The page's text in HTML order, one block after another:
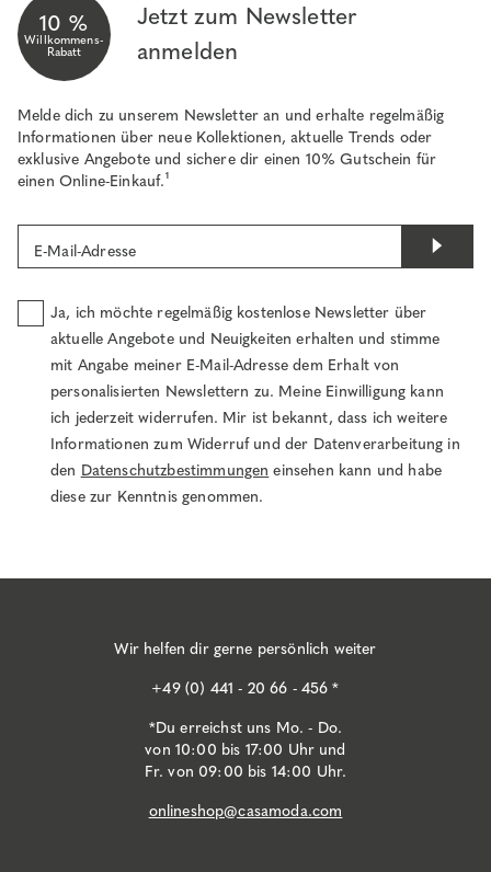
10 %
Willkommens-
Rabatt
Jetzt zum Newsletter
anmelden
Melde dich zu unserem Newsletter an und erhalte regelmäßig
Informationen über neue Kollektionen, aktuelle Trends oder
exklusive Angebote und sichere dir einen 10% Gutschein für
einen Online-Einkauf.¹
E-Mail-Adresse
Ja, ich möchte regelmäßig kostenlose Newsletter über
aktuelle Angebote und Neuigkeiten erhalten und stimme
mit Angabe meiner E-Mail-Adresse dem Erhalt von
personalisierten Newslettern zu. Meine Einwilligung kann
ich jederzeit widerrufen. Mir ist bekannt, dass ich weitere
Informationen zum Widerruf und der Datenverarbeitung in
den Datenschutzbestimmungen einsehen kann und habe
diese zur Kenntnis genommen.
Wir helfen dir gerne persönlich weiter
+49 (0) 441 - 20 66 - 456 *
*Du erreichst uns Mo. - Do.
von 10:00 bis 17:00 Uhr und
Fr. von 09:00 bis 14:00 Uhr.
onlineshop@casamoda.com